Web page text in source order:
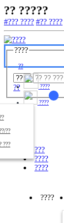
?? ?????
#??? ???? #?? ????
????
??
?? ????
??
???
????
????
???
????
????
????